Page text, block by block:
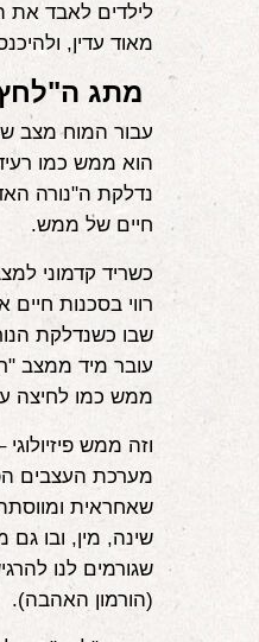
לילדים לאבד את
מאוד עדין,
מתג
עבור המוח מצב
הוא ממש כמו
נדלקת ה"נורה
חיים של ממש.
כשריד קדמוני
רווי בסכנות
שבו כשנדלקת
עובר מיד ממצב
ממש כמו לחיצה
וזה ממש
מערכת העצבים
שאחראית
שינה, מין, ובו גם
שגורמים לנו
(הורמון האהבה).